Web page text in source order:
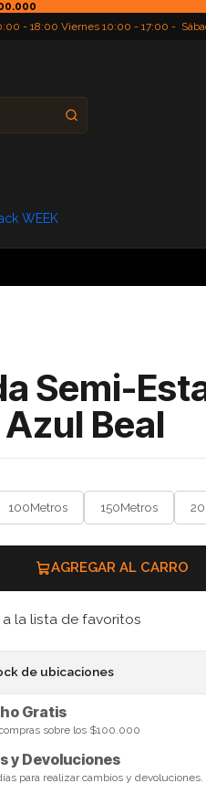
- 18:00 Viernes 10:00 - 17:00 -
WEEK
Semi-
Azul Beal
100Metros 150Metros
AGREGAR AL CARRO
la lista de favoritos
de ubicaciones
Gratis
sobre los $100.000
y Devoluciones
para realizar cambios y devoluciones.